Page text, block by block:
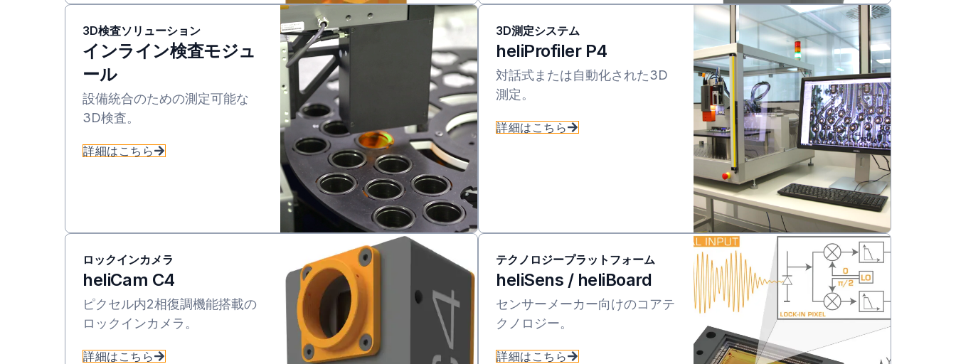
3D検査ソリューション
インライン検査モジュ
ール
設備統合のための測定可能な
3D検査。
詳細はこちら
3D測定システム
heliProfiler P4
対話式または自動化された3D
測定。
詳細はこちら
ロックインカメラ
heliCam C4
ピクセル内2相復調機能搭載の
ロックインカメラ。
詳細はこちら
テクノロジープラットフォーム
heliSens / heliBoard
センサーメーカー向けのコアテ
クノロジー。
詳細はこちら